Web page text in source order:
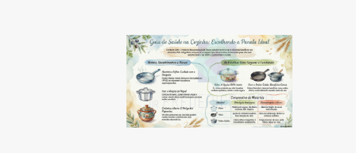
infográficos, o link para
download dos meus e-books.
Para acessar clique no link:
https://whatsapp.com/channel/0
029Vb6U4AqKgsNzkBhubA40